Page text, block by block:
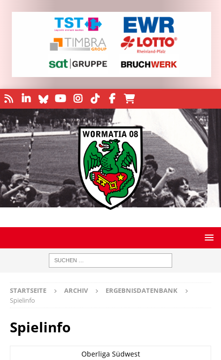
STARTSEITE ARCHIV
ERGEBNISDATENBANK
Spielinfo
Spielinfo
Oberliga Südwest